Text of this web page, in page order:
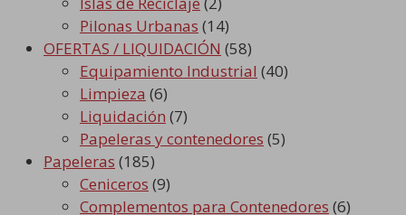
Pilonas Urbanas (14)
OFERTAS / LIQUIDACIÓN (58)
Equipamiento Industrial (40)
Limpieza (6)
Liquidación (7)
Papeleras y contenedores (5)
Papeleras (185)
Ceniceros (9)
Complementos para Contenedores (6)